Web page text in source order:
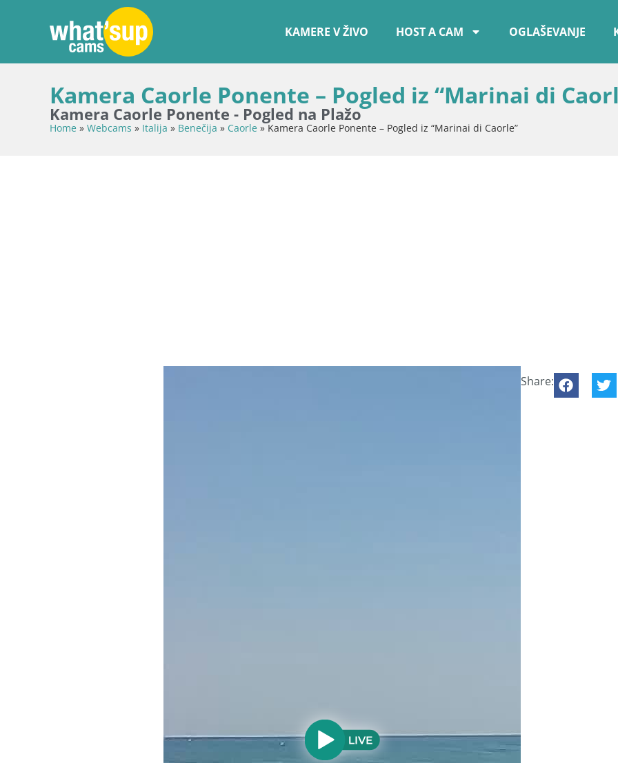
KAMERE V ŽIVO HOST A CAM OGLAŠEVANJE
Kamera Caorle Ponente – Pogled iz “Marinai di
Kamera Caorle Ponente - Pogled na Plažo
Home » Webcams » Italija » Benečija » Caorle »Kamera Caorle Ponente – Pogled iz “Marinai di Caorle”
Share: